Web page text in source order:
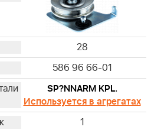
28
586 96 66-01
SP?NNARM KPL.
Используется в агрегатах
1